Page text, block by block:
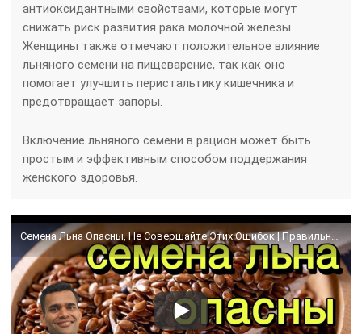
антиоксидантными свойствами, которые могут
снижать риск развития рака молочной железы.
Женщины также отмечают положительное влияние
льняного семени на пищеварение, так как оно
помогает улучшить перистальтику кишечника и
предотвращает запоры.
Включение льняного семени в рацион может быть
простым и эффективным способом поддержания
женского здоровья.